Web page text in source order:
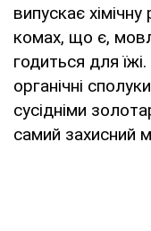
випускає
комах, що є,
годиться для
органічні
сусідніми
самий захисний